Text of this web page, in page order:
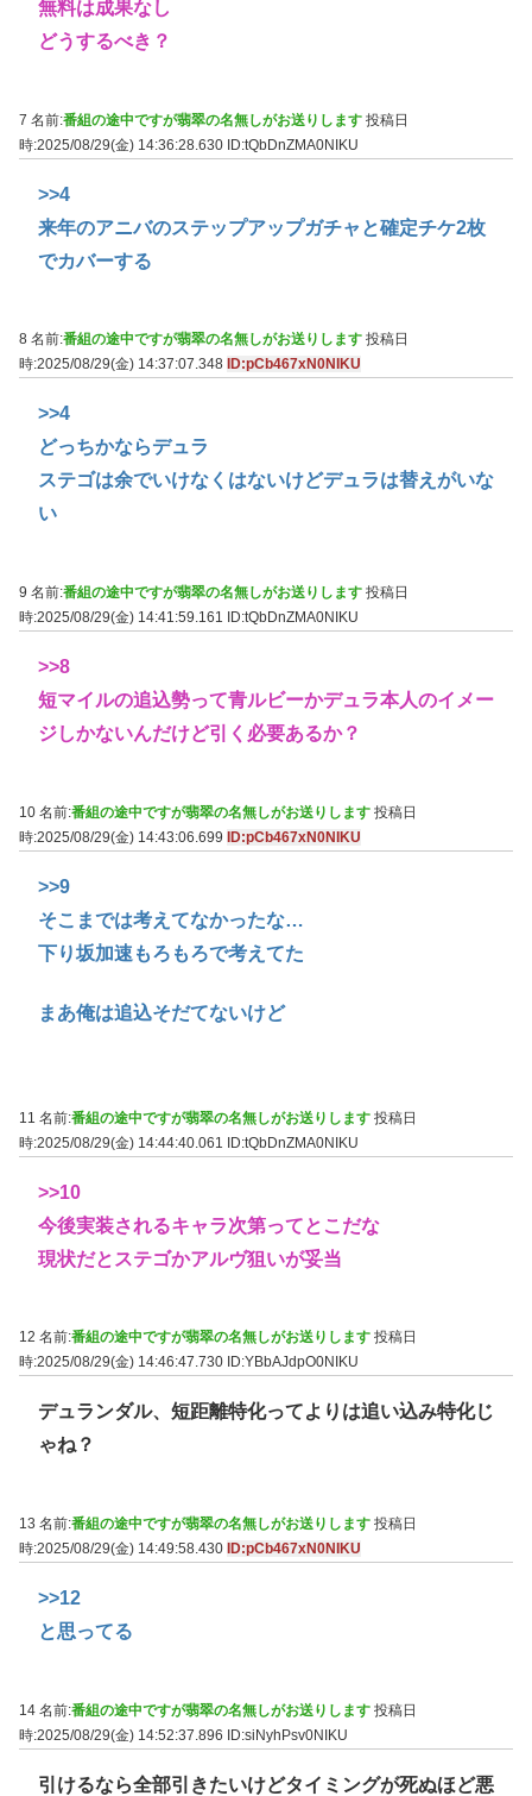
無料は成果なし
どうするべき？
7 名前:番組の途中ですが翡翠の名無しがお送りします 投稿日
時:2025/08/29(金) 14:36:28.630 ID:tQbDnZMA0NIKU
>>4
来年のアニバのステップアップガチャと確定チケ2枚
でカバーする
8 名前:番組の途中ですが翡翠の名無しがお送りします 投稿日
時:2025/08/29(金) 14:37:07.348 ID:pCb467xN0NIKU
>>4
どっちかならデュラ
ステゴは余でいけなくはないけどデュラは替えがいな
い
9 名前:番組の途中ですが翡翠の名無しがお送りします 投稿日
時:2025/08/29(金) 14:41:59.161
ID:tQbDnZMA0NIKU
>>8
短マイルの追込勢って青ルビーかデュラ本人のイメー
ジしかないんだけど引く必要あるか？
10 名前:番組の途中ですが翡翠の名無しがお送りします 投稿日
時:2025/08/29(金) 14:43:06.699 ID:pCb467xN0NIKU
>>9
そこまでは考えてなかったな…
下り坂加速もろもろで考えてた
まあ俺は追込そだてないけど
11 名前:番組の途中ですが翡翠の名無しがお送りします 投稿日
時:2025/08/29(金) 14:44:40.061 ID:tQbDnZMA0NIKU
>>10
今後実装されるキャラ次第ってとこだな
現状だとステゴかアルヴ狙いが妥当
12 名前:番組の途中ですが翡翠の名無しがお送りします 投稿日
時:2025/08/29(金) 14:46:47.730 ID:YBbAJdpO0NIKU
デュランダル、短距離特化ってよりは追い込み特化じ
ゃね？
13 名前:番組の途中ですが翡翠の名無しがお送りします 投稿日
時:2025/08/29(金) 14:49:58.430 ID:pCb467xN0NIKU
>>12
と思ってる
14 名前:番組の途中ですが翡翠の名無しがお送りします 投稿日
時:2025/08/29(金) 14:52:37.896 ID:siNyhPsv0NIKU
引けるなら全部引きたいけどタイミングが死ぬほど悪